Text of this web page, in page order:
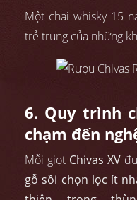
Một chai whisky 15
trẻ trung của những
6. Quy trình
chạm đến
Mỗi giọt Chivas XV
gỗ sồi chọn lọc ít